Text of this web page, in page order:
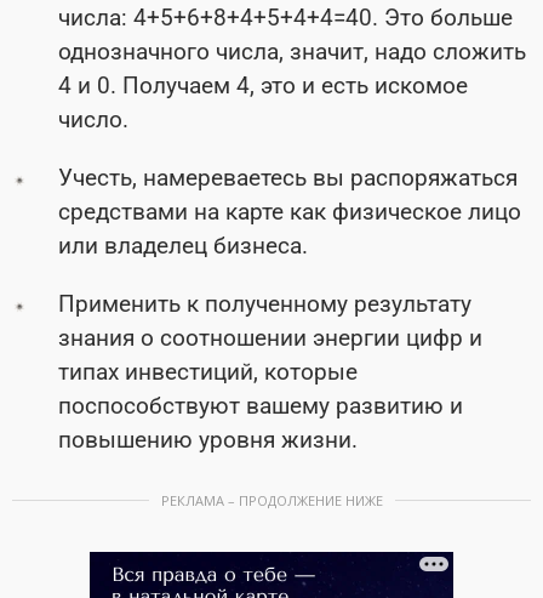
числа: 4+5+6+8+4+5+4+4=40. Это больше
однозначного числа, значит, надо сложить
4 и 0. Получаем 4, это и есть искомое
число.
Учесть, намереваетесь вы распоряжаться
средствами на карте как физическое лицо
или владелец бизнеса.
Применить к полученному результату
знания о соотношении энергии цифр и
типах инвестиций, которые
поспособствуют вашему развитию и
повышению уровня жизни.
РЕКЛАМА – ПРОДОЛЖЕНИЕ НИЖЕ